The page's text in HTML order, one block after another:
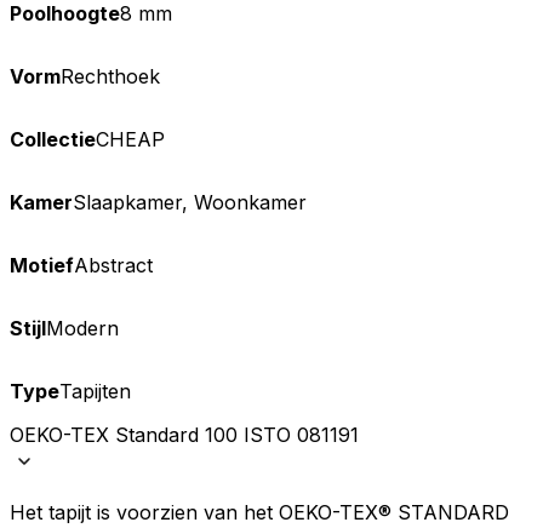
Poolhoogte8 mm
VormRechthoek
CollectieCHEAP
KamerSlaapkamer, Woonkamer
MotiefAbstract
StijlModern
TypeTapijten
OEKO-TEX Standard 100 ISTO 081191
Het tapijt is voorzien van het OEKO-TEX® STANDARD